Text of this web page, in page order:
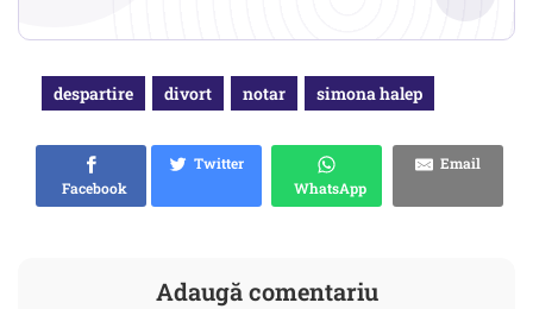
despartire divort notar simona halep
Facebook
Twitter
WhatsApp
Email
Adaugă comentariu